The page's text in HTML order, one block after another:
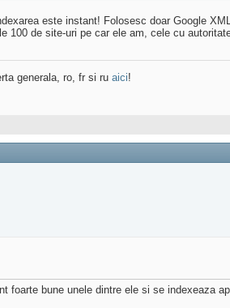
este instant! Folosesc doar Google
100 de site-uri pe car ele am, cele cu
generala, ro, fr si ru aici!
foarte bune unele dintre ele si se indexeaza